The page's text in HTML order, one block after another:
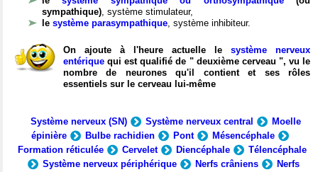
sympathique), système stimulateur,
le système parasympathique, système inhibiteur.
On ajoute à l'heure actuelle le système nerveux
entérique qui est qualifié de " deuxième cerveau ", vu le
nombre de neurones qu'il contient et ses rôles
essentiels sur le cerveau lui-même
Système nerveux (SN) Système nerveux central
Moelle
épinière
Bulbe rachidien Pont
Mésencéphale
Formation réticulée
Cervelet Diencéphale
Télencéphale
Système nerveux périphérique
Nerfs crâniens
Nerfs